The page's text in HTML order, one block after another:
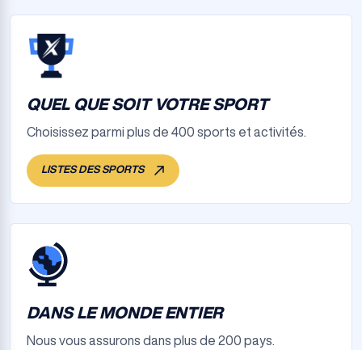
QUEL QUE SOIT VOTRE SPORT
Choisissez parmi plus de 400 sports et activités.
LISTES DES SPORTS
DANS LE MONDE ENTIER
Nous vous assurons dans plus de 200 pays.